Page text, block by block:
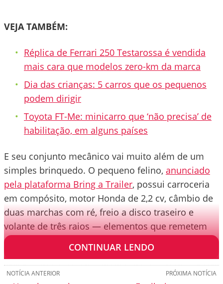
VEJA TAMBÉM:
Réplica de Ferrari 250 Testarossa é vendida
mais cara que modelos zero-km da marca
Dia das crianças: 5 carros que os pequenos
podem dirigir
Toyota FT-Me: minicarro que ‘não precisa’ de
habilitação, em alguns países
E seu conjunto mecânico vai muito além de um
simples brinquedo. O pequeno felino, anunciado
pela plataforma Bring a Trailer, possui carroceria
em compósito, motor Honda de 2,2 cv, câmbio de
duas marchas com ré, freio a disco traseiro e
volante de três raios — elementos que remetem
diretamente ao automóvel original de 1961.
CONTINUAR LENDO
PRÓXIMA NOTÍCIA
NOTÍCIA ANTERIOR